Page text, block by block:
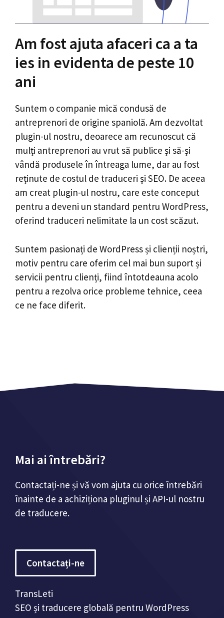
Am fost ajuta afaceri ca a ta
ies in evidenta de peste 10
ani
Suntem o companie mică condusă de
antreprenori de origine spaniolă. Am dezvoltat
plugin-ul nostru, deoarece am recunoscut că
mulți antreprenori au vrut să publice și să-și
vândă produsele în întreaga lume, dar au fost
reținute de costul de traduceri și SEO. De aceea
am creat plugin-ul nostru, care este conceput
pentru a deveni un standard pentru WordPress,
oferind traduceri nelimitate la un cost scăzut.
Suntem pasionați de WordPress și clienții noștri,
motiv pentru care oferim cel mai bun suport și
servicii pentru clienți, fiind întotdeauna acolo
pentru a rezolva orice probleme tehnice, ceea
ce ne face diferit.
Mai ai întrebări?
Contactați-ne și vă vom ajuta cu orice întrebări
înainte de a achiziționa pluginul și API-ul nostru
de traducere.
Contactați-ne
TransLeti
SEO și traducere globală pentru WordPress